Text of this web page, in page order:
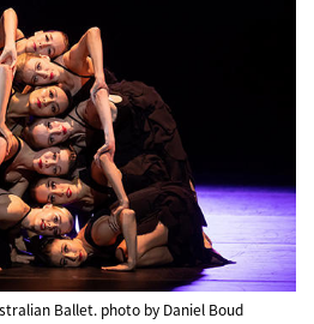
Ballet. photo by Daniel Boud